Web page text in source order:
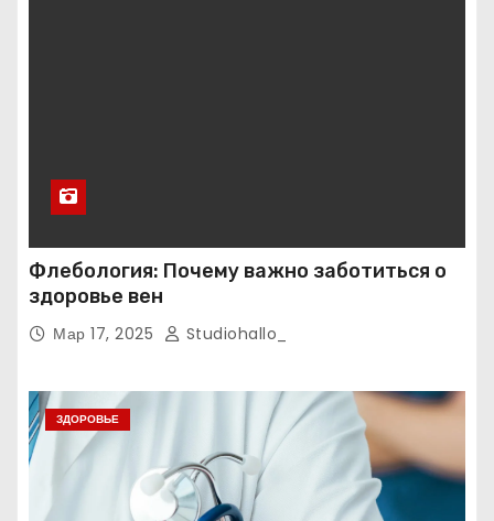
Флебология: Почему важно заботиться о
здоровье вен
Мар 17, 2025 Studiohallo_
ЗДОРОВЬЕ